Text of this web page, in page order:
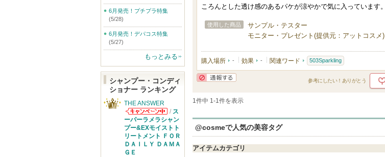
ま
ころんとした透け感のあるパケが涼やかで気に入っています。
使用した商品
サンプル・テスター
モニター・プレゼント(提供元：アットコスメ)
購入場所 - 効果 - 関連ワード 503Sparkling
参考にしたい！ありがとう
1件中 1-1件を表示
@cosmeで人気の美容タグ
アイテムカテゴリ
6月発売！プチプラ特集
(5/28)
6月発売！デパコス特集
(5/27)
もっとみる
シャンプー・コンディ
ショナー ランキング
THE ANSWER
THE ANSWER
からのお知らせ
があります
/ ス
ーパーラメラシャン
プー&EXモイストト
リートメント ＦＯＲ
ＤＡＩＬＹ ＤＡＭＡ
ＧＥ